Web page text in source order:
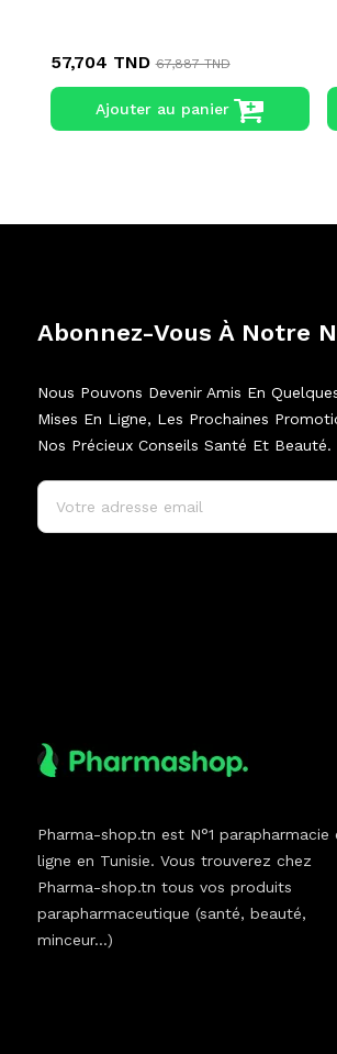
57,704 TND 67,887 TND
Ajouter au panier
Abonnez-Vous À Notre
Nous Pouvons Devenir Amis En
Mises En Ligne, Les Prochaines
Nos Précieux Conseils Santé Et Beauté.
Pharma-shop.tn est N°1 parapharmacie
ligne en Tunisie. Vous trouverez chez
Pharma-shop.tn tous vos produits
parapharmaceutique (santé, beauté,
minceur...)